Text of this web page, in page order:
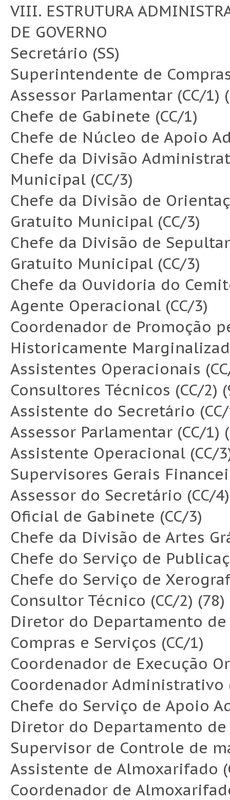
VIII. ESTRUTURA
DE GOVERNO
Secretário (SS)
Superintendente de
Assessor Parlamentar (CC/1)
Chefe de Gabinete (CC/1)
Chefe de Núcleo de Apoio
Chefe da Divisão
Municipal (CC/3)
Chefe da Divisão de
Gratuito Municipal (CC/3)
Chefe da Divisão de
Gratuito Municipal (CC/3)
Chefe da Ouvidoria do
Agente Operacional (CC/3)
Coordenador de Promoção
Historicamente
Assistentes Operacionais
Consultores Técnicos (CC/2)
Assistente do Secretário
Assessor Parlamentar (CC/1)
Assistente Operacional (CC/
Supervisores Gerais
Assessor do Secretário (CC/4)
Oficial de Gabinete (CC/3)
Chefe da Divisão de Artes
Chefe do Serviço de
Chefe do Serviço de
Consultor Técnico (CC/2) (78)
Diretor do Departamento
Compras e Serviços (CC/1)
Coordenador de Execução
Coordenador Administrativo
Chefe do Serviço de Apoio
Diretor do Departamento de
Supervisor de Controle de
Assistente de Almoxarifado
Coordenador de